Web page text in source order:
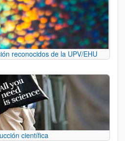
reconocidos de la UPV/EHU
científica